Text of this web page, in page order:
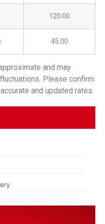
120.00
45.00
and may
Please confirm
and updated rates.